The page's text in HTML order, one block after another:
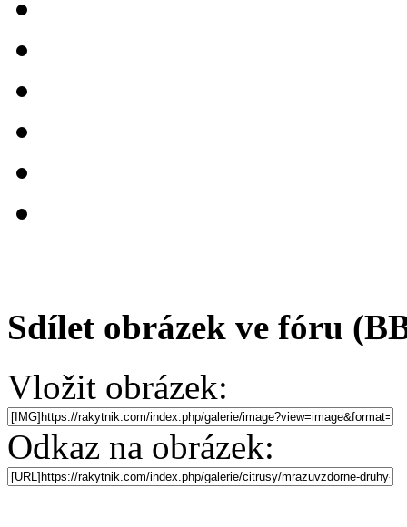
Sdílet obrázek ve fóru
Vložit obrázek:
Odkaz na obrázek: